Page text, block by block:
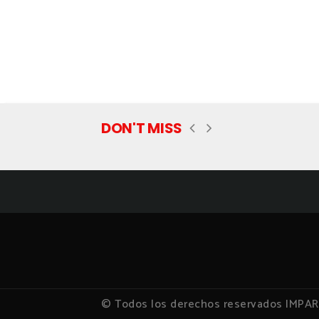
DON'T MISS
© Todos los derechos reservados